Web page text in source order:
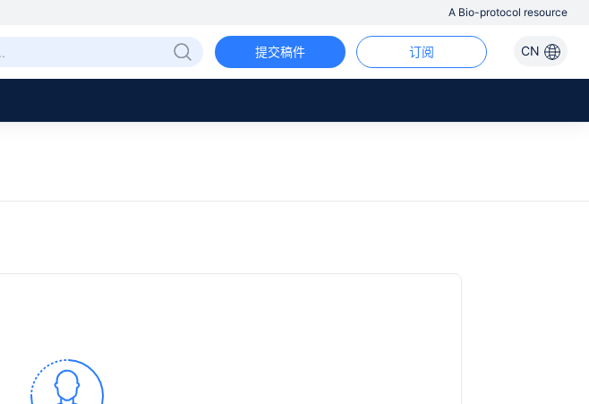
A Bio-protocol resource
CN
订阅
提交稿件